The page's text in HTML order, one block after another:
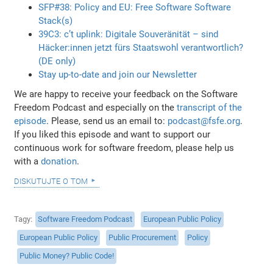
SFP#38: Policy and EU: Free Software Software
Stack(s)
39C3: c’t uplink: Digitale Souveränität – sind
Häcker:innen jetzt fürs Staatswohl verantwortlich?
(DE only)
Stay up-to-date and join our Newsletter
We are happy to receive your feedback on the Software
Freedom Podcast and especially on thetranscript of the
episode. Please, send us an email to: podcast@fsfe.org.
If you liked this episode and want to support our
continuous work for software freedom, please help us
with adonation.
diskutujte o tom
Tagy Software Freedom Podcast
European Public Policy
European Public Policy
Public Procurement
Policy
Public Money? Public Code!